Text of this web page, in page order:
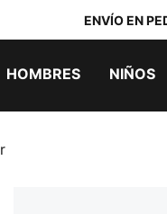
ENVÍO EN
HOMBRES NIÑOS